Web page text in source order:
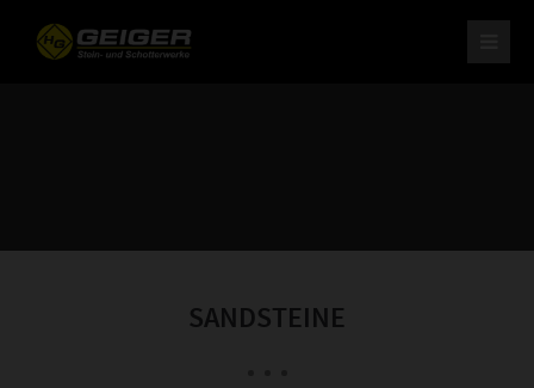
H. Geiger GmbH Stein- und Schotterwerke
für Naturstein und Schotter.SANDSTEINE